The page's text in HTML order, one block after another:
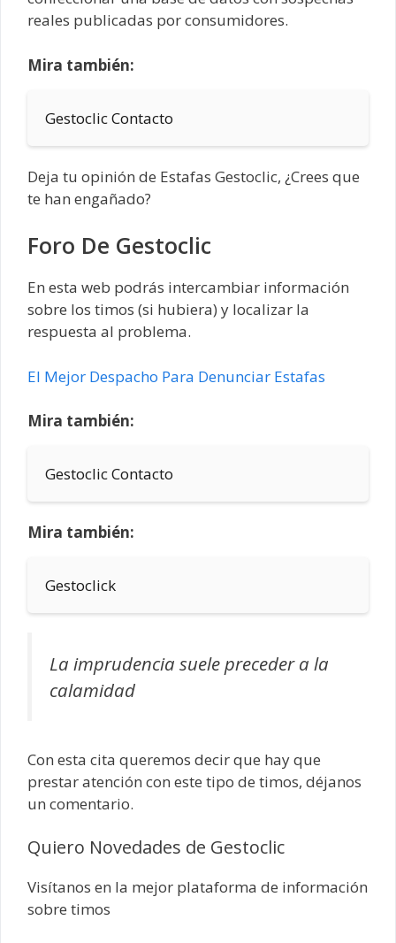
reales publicadas por consumidores.
Mira también:
Gestoclic Contacto
Deja tu opinión de Estafas Gestoclic, ¿Crees que
te han engañado?
Foro De Gestoclic
En esta web podrás intercambiar información
sobre los timos (si hubiera) y localizar la
respuesta al problema.
El Mejor Despacho Para Denunciar Estafas
Mira también:
Gestoclic Contacto
Mira también:
Gestoclick
La imprudencia suele preceder a la
calamidad
Con esta cita queremos decir que hay que
prestar atención con este tipo de timos, déjanos
un comentario.
Quiero Novedades de Gestoclic
Visítanos en la mejor plataforma de información
sobre timos